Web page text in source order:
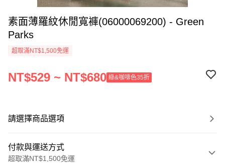
素面薄羅紋休閒寬褲(06000069200) - Green
Parks
超取滿NT$1,500免運
NT$529 ~ NT$680 綠&咖啡色35折
請選擇商品選項
付款與運送方式
超取滿NT$1,500免運